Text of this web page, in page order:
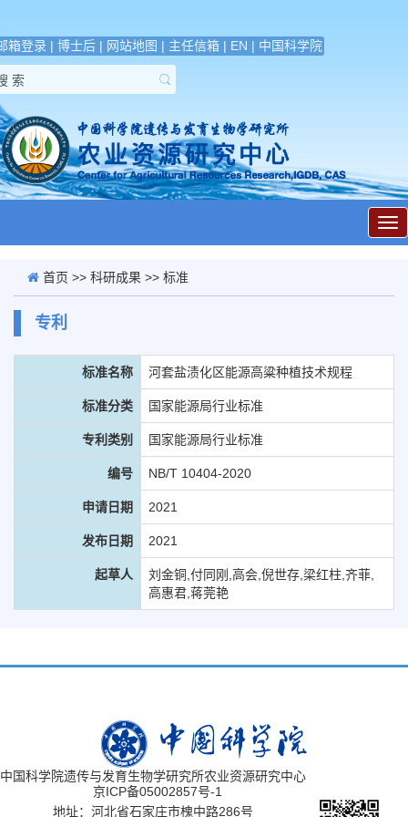
箱登录 | 博士后 | 网站地图 | 主任信箱 | EN | 中国科学院
展
开
首页 >> 科研成果 >> 标准
专利
标准名称 河套盐渍化区能源高粱种植技术规程
标准分类 国家能源局行业标准
专利类别 国家能源局行业标准
编号 NB/T 10404-2020
申请日期 2021
发布日期 2021
起草人
刘金铜,付同刚,高会,倪世存,梁红柱,齐菲,
高惠君,蒋莞艳
中国科学院遗传与发育生物学研究所农业资源研究中心
京ICP备05002857号-1
地址：河北省石家庄市槐中路286号